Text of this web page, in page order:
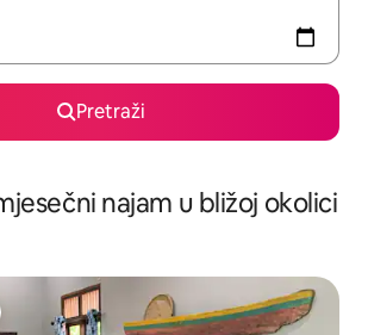
Pretraži
najam u bližoj okolici